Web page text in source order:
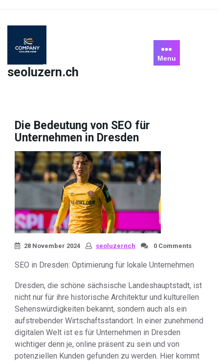
content
seoluzern.ch
Menu
Die Bedeutung von SEO für
Unternehmen in Dresden
28 November 2024 seoluzernch 0 Comments
SEO in Dresden: Optimierung für lokale Unternehmen
Dresden, die schöne sächsische Landeshauptstadt, ist
nicht nur für ihre historische Architektur und kulturellen
Sehenswürdigkeiten bekannt, sondern auch als ein
aufstrebender Wirtschaftsstandort. In einer zunehmend
digitalen Welt ist es für Unternehmen in Dresden
wichtiger denn je, online präsent zu sein und von
potenziellen Kunden gefunden zu werden. Hier kommt